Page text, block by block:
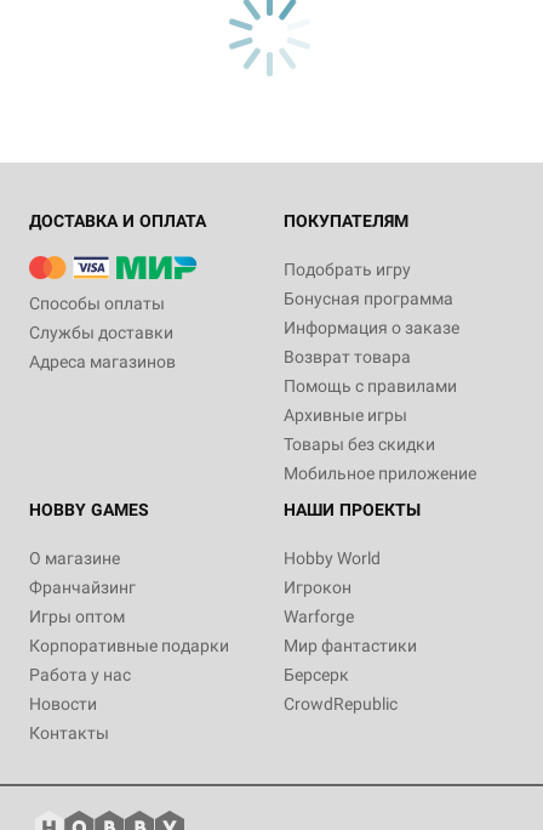
ДОСТАВКА И ОПЛАТА
Способы оплаты
Службы доставки
Адреса магазинов
ПОКУПАТЕЛЯМ
Подобрать игру
Бонусная программа
Информация о заказе
Возврат товара
Помощь с правилами
Архивные игры
Товары без скидки
Мобильное приложение
HOBBY GAMES
О магазине
Франчайзинг
Игры оптом
Корпоративные подарки
Работа у нас
Новости
Контакты
НАШИ ПРОЕКТЫ
Hobby World
Игрокон
Warforge
Мир фантастики
Берсерк
CrowdRepublic